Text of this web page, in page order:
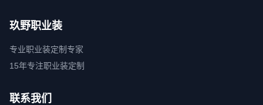
玖野职业装
专业职业装定制专家
15年专注职业装定制
联系我们